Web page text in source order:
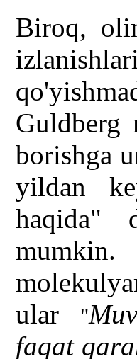
Biroq,
Guldberg
borishga
yildan
haqida"
ular
"
faqat